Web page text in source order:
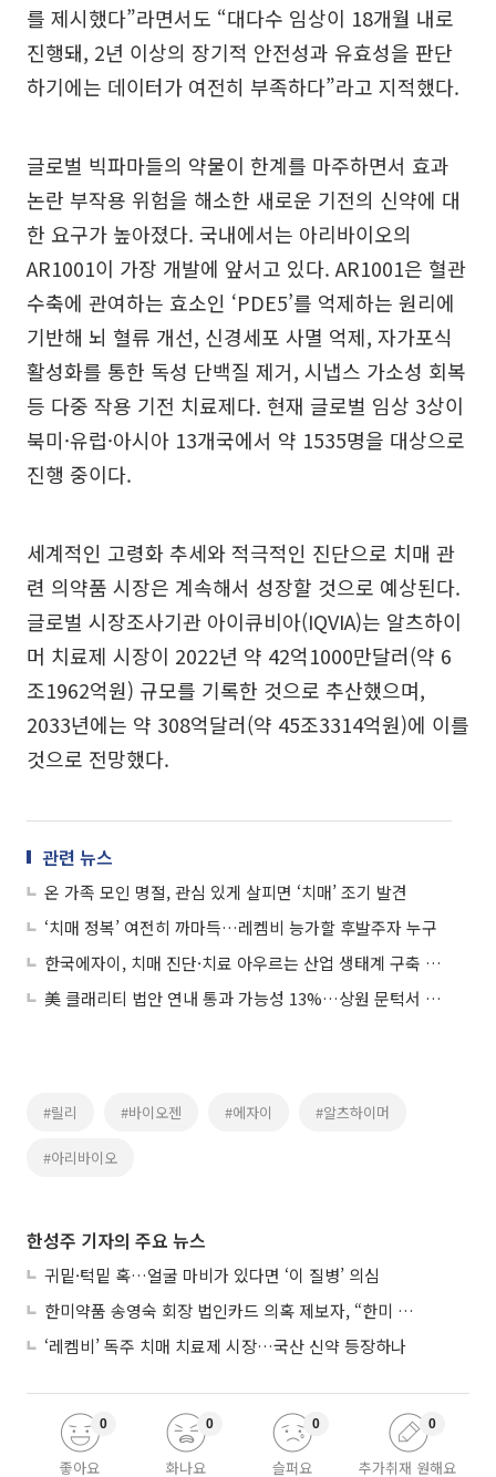
를 제시했다”라면서도 “대다수 임상이 18개월 내로
진행돼, 2년 이상의 장기적 안전성과 유효성을 판단
하기에는 데이터가 여전히 부족하다”라고 지적했다.
글로벌 빅파마들의 약물이 한계를 마주하면서 효과
논란 부작용 위험을 해소한 새로운 기전의 신약에 대
한 요구가 높아졌다. 국내에서는 아리바이오의
AR1001이 가장 개발에 앞서고 있다. AR1001은 혈관
수축에 관여하는 효소인 ‘PDE5’를 억제하는 원리에
기반해 뇌 혈류 개선, 신경세포 사멸 억제, 자가포식
활성화를 통한 독성 단백질 제거, 시냅스 가소성 회복
등 다중 작용 기전 치료제다. 현재 글로벌 임상 3상이
북미·유럽·아시아 13개국에서 약 1535명을 대상으로
진행 중이다.
세계적인 고령화 추세와 적극적인 진단으로 치매 관
련 의약품 시장은 계속해서 성장할 것으로 예상된다.
글로벌 시장조사기관 아이큐비아(IQVIA)는 알츠하이
머 치료제 시장이 2022년 약 42억1000만달러(약 6
조1962억원) 규모를 기록한 것으로 추산했으며,
2033년에는 약 308억달러(약 45조3314억원)에 이를
것으로 전망했다.
관련 뉴스
온 가족 모인 명절, 관심 있게 살피면 ‘치매’ 조기 발견
‘치매 정복’ 여전히 까마득…레켐비 능가할 후발주자 누구
한국에자이, 치매 진단·치료 아우르는 산업 생태계 구축 나서
美 클래리티 법안 연내 통과 가능성 13%…상원 문턱서 제동
#릴리 #바이오젠 #에자이 #알츠하이머
#아리바이오
한성주 기자의 주요 뉴스
귀밑·턱밑 혹…얼굴 마비가 있다면 ‘이 질병’ 의심
한미약품 송영숙 회장 법인카드 의혹 제보자, “한미 잘 되기 바라는 마음”
‘레켐비’ 독주 치매 치료제 시장…국산 신약 등장하나
좋아요
0
화나요
0
슬퍼요
0
추가취재 원해요
0